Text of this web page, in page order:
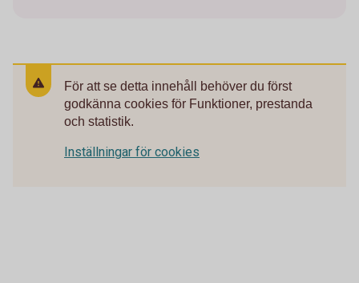
För att se detta innehåll behöver du först
godkänna cookies för Funktioner, prestanda
och statistik.
Inställningar för cookies